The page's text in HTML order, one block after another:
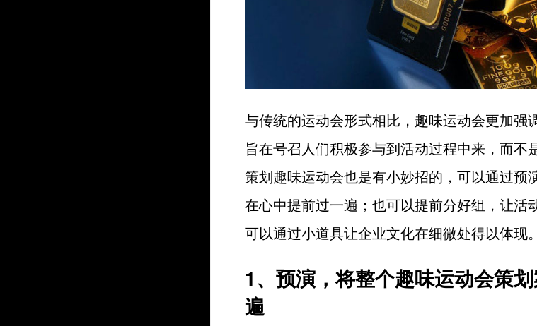
与传统的运动会形式相比，趣味运动会更加强
旨在号召人们积极参与到活动过程中来，而不
策划趣味运动会也是有小妙招的，可以通过预
在心中提前过一遍；也可以提前分好组，让活
可以通过小道具让企业文化在细微处得以体现。
1、预演，将整个趣味运动会策
遍